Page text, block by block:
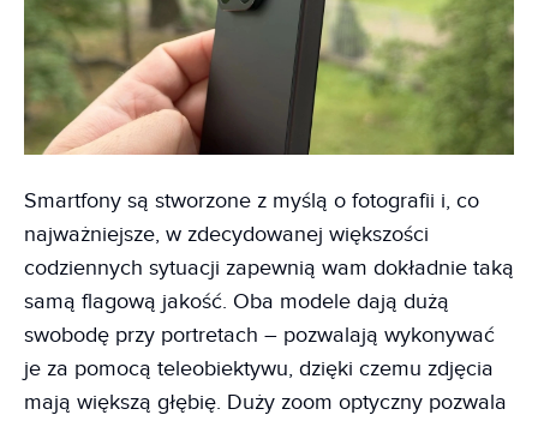
Smartfony są stworzone z myślą o fotografii i, co
najważniejsze, w zdecydowanej większości
codziennych sytuacji zapewnią wam dokładnie taką
samą flagową jakość. Oba modele dają dużą
swobodę przy portretach – pozwalają wykonywać
je za pomocą teleobiektywu, dzięki czemu zdjęcia
mają większą głębię. Duży zoom optyczny pozwala